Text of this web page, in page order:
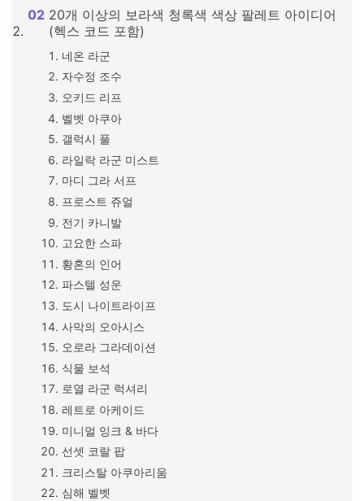
20개 이상의 보라색 청록색 색상 팔레트 아이디어
(헥스 코드 포함)
네온 라군
자수정 조수
오키드 리프
벨벳 아쿠아
갤럭시 풀
라일락 라군 미스트
마디 그라 서프
프로스트 쥬얼
전기 카니발
고요한 스파
황혼의 인어
파스텔 성운
도시 나이트라이프
사막의 오아시스
오로라 그라데이션
식물 보석
로열 라군 럭셔리
레트로 아케이드
미니멀 잉크 & 바다
선셋 코랄 팝
크리스탈 아쿠아리움
심해 벨벳